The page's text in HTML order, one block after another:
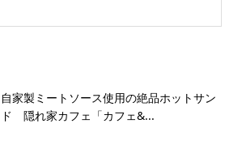
自家製ミートソース使用の絶品ホットサン
ド 隠れ家カフェ「カフェ&...